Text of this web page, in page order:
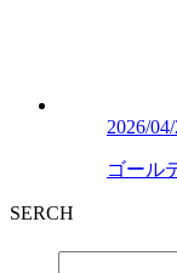
2026/
ゴール
SERCH